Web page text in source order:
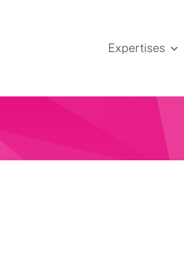
Expertises